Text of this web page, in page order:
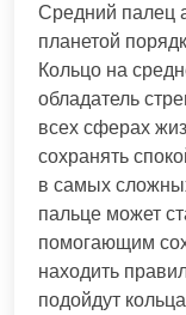
Средний палец
планетой
Кольцо на
обладатель
всех сферах
сохранять
в самых
пальце может
помогающим
находить
подойдут